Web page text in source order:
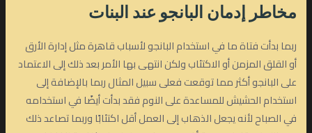
مخاطر إدمان البانجو عند البنات
ربما بدأت فتاة ما في استخدام البانجو لأسباب قاهرة مثل إدارة الأرق
أو القلق المزمن أو الاكتئاب ولكن انتهى بها الأمر بعد ذلك إلى الاعتماد
على البانجو أكثر مما توقعت فعلى سبيل المثال ربما بالإضافة إلى
استخدام الحشيش للمساعدة على النوم فقد بدأت أيضًا في استخدامه
في الصباح لأنه يجعل الذهاب إلى العمل أقل اكتئابًا وربما تصاعد ذلك